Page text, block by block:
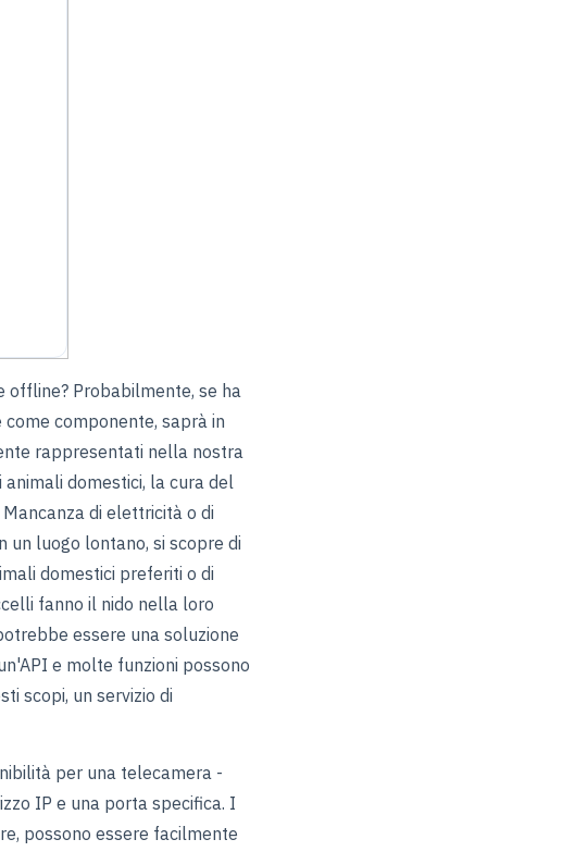
offline? Probabilmente, se ha
componente, saprà in
rappresentati nella nostra
domestici, la cura del
di elettricità o di
un luogo lontano, si scopre di
domestici preferiti o di
fanno il nido nella loro
essere una soluzione
e molte funzioni possono
scopi, un servizio di
per una telecamera -
IP e una porta specifica. I
possono essere facilmente